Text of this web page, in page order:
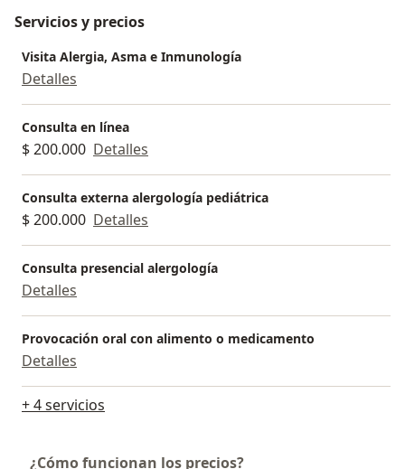
Servicios y precios
Visita Alergia, Asma e Inmunología
Detalles
Consulta en línea
$ 200.000 Detalles
Consulta externa alergología pediátrica
$ 200.000 Detalles
Consulta presencial alergología
Detalles
Provocación oral con alimento o medicamento
Detalles
+ 4 servicios
¿Cómo funcionan los precios?